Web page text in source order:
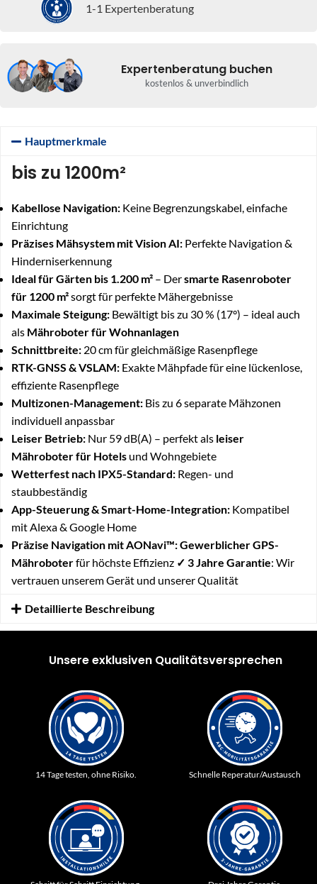
1-1 Expertenberatung
Expertenberatung buchen
kostenlos & unverbindlich
Hauptmerkmale
bis zu 1200m²
Kabellose Navigation: Keine Begrenzungskabel, einfache
Einrichtung
Präzises Mähsystem mit Vision AI: Perfekte Navigation &
Hinderniserkennung
Ideal für Gärten bis 1.200 m² – Dersmarte Rasenroboter
für 1200 m²sorgt für perfekte Mähergebnisse
Maximale Steigung: Bewältigt bis zu 30 % (17°) – ideal auch
als Mähroboter für Wohnanlagen
Schnittbreite: 20 cm für gleichmäßige Rasenpflege
RTK-GNSS & VSLAM: Exakte Mähpfade für eine lückenlose,
effiziente Rasenpflege
Multizonen-Management: Bis zu 6 separate Mähzonen
individuell anpassbar
Leiser Betrieb: Nur 59 dB(A) – perfekt als leiser
Mähroboter für Hotels und Wohngebiete
Wetterfest nach IPX5-Standard: Regen- und
staubbeständig
App-Steuerung & Smart-Home-Integration: Kompatibel
mit Alexa & Google Home
Präzise Navigation mit AONavi™:Gewerblicher GPS-
Mähroboterfür höchste Effizienz ✓ 3 Jahre Garantie: Wir
vertrauen unserem Gerät und unserer Qualität
Detaillierte Beschreibung
Unsere exklusiven Qualitätsversprechen
14 Tage testen, ohne Risiko. Schnelle Reperatur/Austausch